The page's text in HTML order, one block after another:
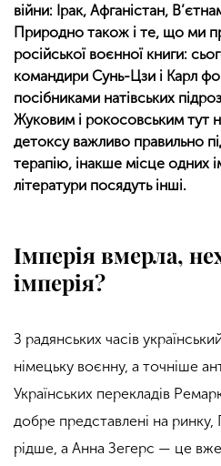
війни: Ірак, Афганістан,
Природно також і те, що ми
російської воєнної книги:
командири Сунь-Цзи і Карл
посібниками натівських
Жуковим і рокосовським тут
детоксу важливо правильно
терапію, інакше місце одних
літератури посядуть інші.
Імперія вмерла,
імперія?
З радянських часів
німецьку воєнну, а точніше
Українських перекладів
добре представлені на ринку,
рідше, а Анна Зегерс — це вже